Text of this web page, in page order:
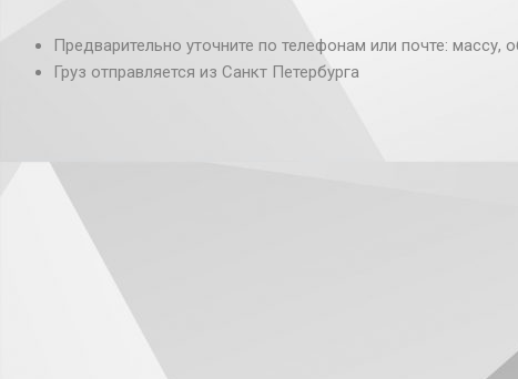
Предварительно уточните по телефонам или почте: массу,
Груз отправляется из Санкт Петербурга